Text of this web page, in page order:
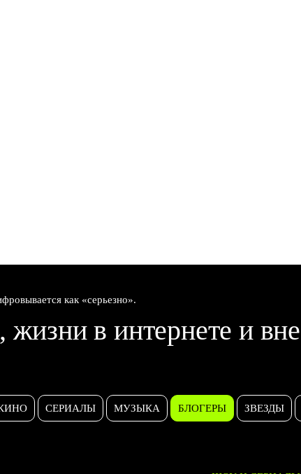
как «серьезно».
в интернете и
СЕРИАЛЫ МУЗЫКА БЛОГЕРЫ ЗВЕЗДЫ